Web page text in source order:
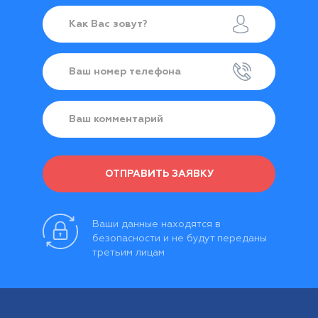
ОТПРАВИТЬ ЗАЯВКУ
Ваши данные находятся в
безопасности и не будут переданы
третьим лицам